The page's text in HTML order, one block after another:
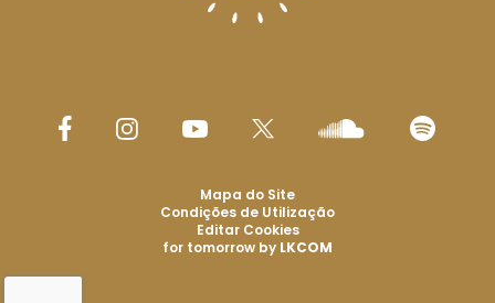
Mapa do Site
Condições de Utilização
Editar Cookies
for tomorrow by LKCOM